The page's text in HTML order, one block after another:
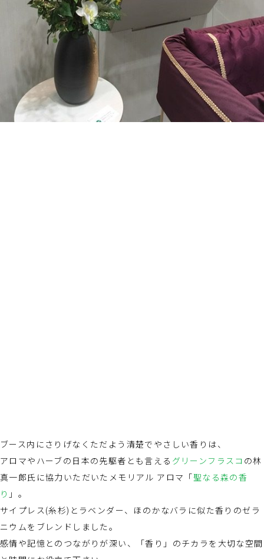
ブース内にさりげなくただよう清楚でやさしい香りは、
アロマやハーブの日本の先駆者とも言える グリーンフラスコ の林
真一郎氏に協力いただいたメモリアル アロマ「聖なる森の香
り 」。
サイプレス(糸杉)とラベンダー、ほのかなバラに似た香りのゼラ
ニウムをブレンドしました。
感情や記憶とのつながりが深い、「香り」のチカラを大切な空間